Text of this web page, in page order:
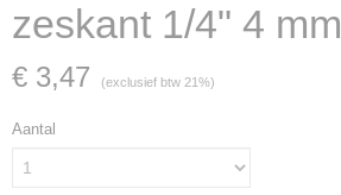
zeskant 1/4" 4 mm
€ 3,47 (exclusief btw 21%)
Aantal